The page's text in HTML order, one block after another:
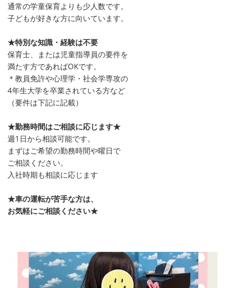
通常の学童保育よりも少人数です。
子どもが好きな方に向いています。
★特別な知識・経験は不要
保育士、または児童指導員の要件を
満たす方であればOKです。
＊教員免許や心理学・社会学専攻の
4年生大学を卒業されている方など
（要件は下記に記載）
★勤務時間はご相談に応じます★
週1日から相談可能です。
まずはご希望の勤務時間や曜日で
ご相談ください。
入社時期も相談に応じます
★車の運転が苦手な方は、
お気軽にご相談ください★